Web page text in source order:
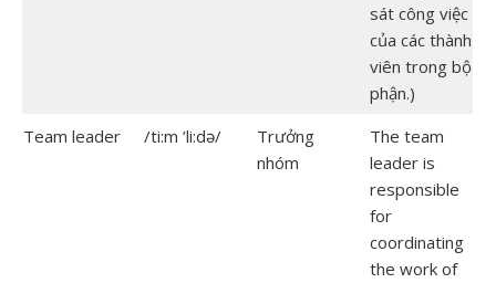
sát công việc
của các thành
viên trong bộ
phận.)
Team leader
/ti:m ’li:də/
Trưởng
nhóm
The team
leader is
responsible
for
coordinating
the work of